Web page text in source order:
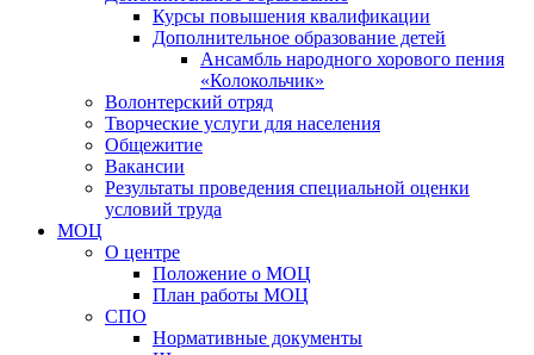
Курсы повышения квалификации
Дополнительное образование детей
Ансамбль народного хорового пения
«Колокольчик»
Волонтерский отряд
Творческие услуги для населения
Общежитие
Вакансии
Результаты проведения специальной оценки
условий труда
МОЦ
О центре
Положение о МОЦ
План работы МОЦ
СПО
Нормативные документы